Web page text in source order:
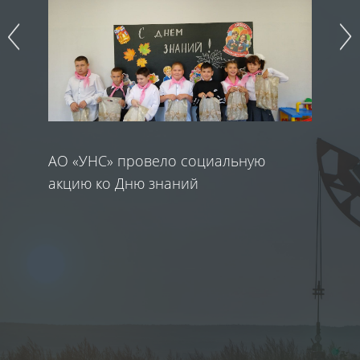
АО «УНС» провело социальную
акцию ко Дню знаний